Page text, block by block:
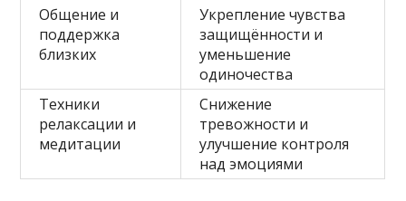
Общение и
поддержка
близких
Укрепление чувства
защищённости и
уменьшение
одиночества
Техники
релаксации и
медитации
Снижение
тревожности и
улучшение контроля
над эмоциями